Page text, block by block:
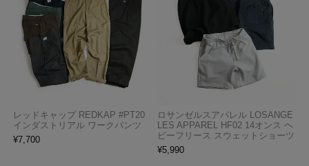
レッドキャップ REDKAP #PT20
インダストリアル ワークパンツ
¥7,700
ロサンゼルスアパレル LOSANGE
LES APPAREL HF02 14オンス ヘ
ビーフリース スウェットショーツ
¥5,990